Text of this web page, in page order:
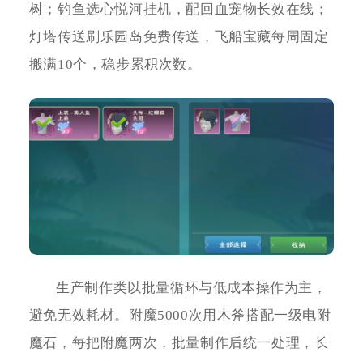
树；钓鱼选心悦河挂机，配回血宠物长效在线；
灯塔传送刷乐园岛免费传送，飞船宝藏每周固定
搬满10个，稳步累积次数。
生产制作类以批量循环与低成本操作为主，
避免无效耗材。附魔5000次用木斧搭配一级电附
魔石，每把附魔两次，批量制作后统一处理，长